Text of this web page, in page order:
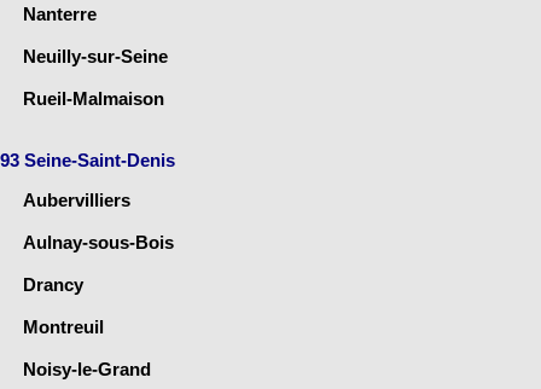
Nanterre
Neuilly-sur-Seine
Rueil-Malmaison
93 Seine-Saint-Denis
Aubervilliers
Aulnay-sous-Bois
Drancy
Montreuil
Noisy-le-Grand